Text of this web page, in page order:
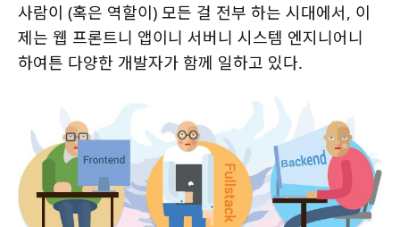
사람이 (혹은 역할이) 모든 걸 전부 하는 시대에서, 이
제는 웹 프론트니 앱이니 서버니 시스템 엔지니어니
하여튼 다양한 개발자가 함께 일하고 있다.